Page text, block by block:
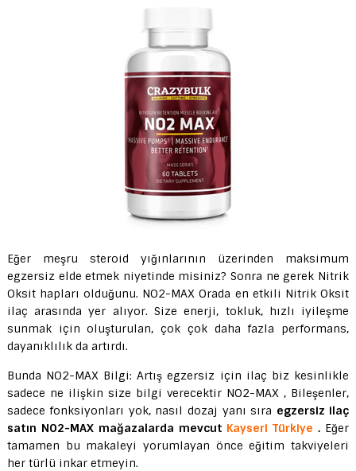
Eğer meşru steroid yığınlarının üzerinden maksimum
egzersiz elde etmek niyetinde misiniz? Sonra ne gerek Nitrik
Oksit hapları olduğunu. NO2-MAX Orada en etkili Nitrik Oksit
ilaç arasında yer alıyor. Size enerji, tokluk, hızlı iyileşme
sunmak için oluşturulan, çok çok daha fazla performans,
dayanıklılık da artırdı.
Bunda NO2-MAX Bilgi: Artış egzersiz için ilaç biz kesinlikle
sadece ne ilişkin size bilgi verecektir NO2-MAX , Bileşenler,
sadece fonksiyonları yok, nasıl dozaj yanı sıra egzersiz ilaç
satın NO2-MAX mağazalarda mevcut Kayseri Türkiye . Eğer
tamamen bu makaleyi yorumlayan önce eğitim takviyeleri
her türlü inkar etmeyin.